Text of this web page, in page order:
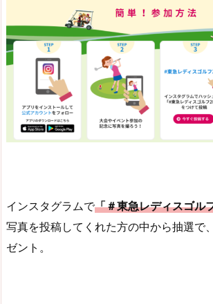
インスタグラムで「＃東急レディスゴル
写真を投稿してくれた方の中から抽選で
ゼント。